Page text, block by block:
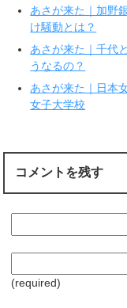
開
き
ま
)
新
し
い
ィ
ン
ド
で
開
き
あさが来た｜加野
け騒動とは？
あさが来た｜千代
うなるの？
あさが来た｜日本
女子大学校
コメントを残す
(required)